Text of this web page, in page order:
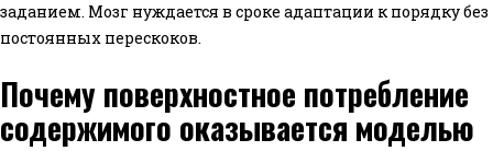
заданием. Мозг нуждается в сроке адаптации к порядку без
постоянных перескоков.
Почему поверхностное потребление
содержимого оказывается моделью